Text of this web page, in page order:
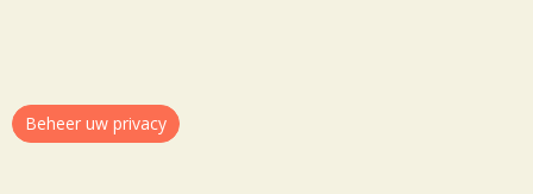
Beheer uw privacy